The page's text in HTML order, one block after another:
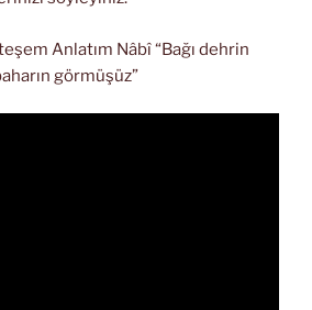
Anlatım Nâbî “Bağı dehrin
görmüşüz”